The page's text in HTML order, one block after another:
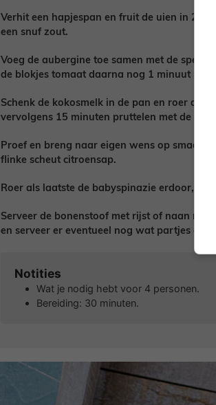
Verhit een hapjespan en fruit de uien in 2
een snuf zout.
Voeg de aubergine toe samen met de
de blokjes tomaat daarna nog 1 minuut mee.
Schenk de kokosmelk in de pan en roer de
vervolgens 15 minuten pruttelen met de
Proef en breng naar eigen wens op smaak
flinke scheut citroensap.
Roer als laatste de babyspinazie erdoor, die
Serveer de bonenstoof met rijst of naan
en serveer er eventueel nog wat partjes
Notities
Wat je nodig hebt voor 4 personen.
Bereiding: 30 minuten.